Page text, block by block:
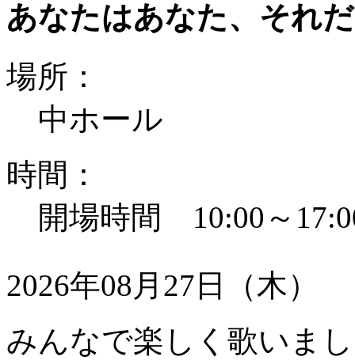
あなたはあなた、それ
場所：
中ホール
時間：
開場時間 10:00～
2026年08月27日（木）
みんなで楽しく歌いま